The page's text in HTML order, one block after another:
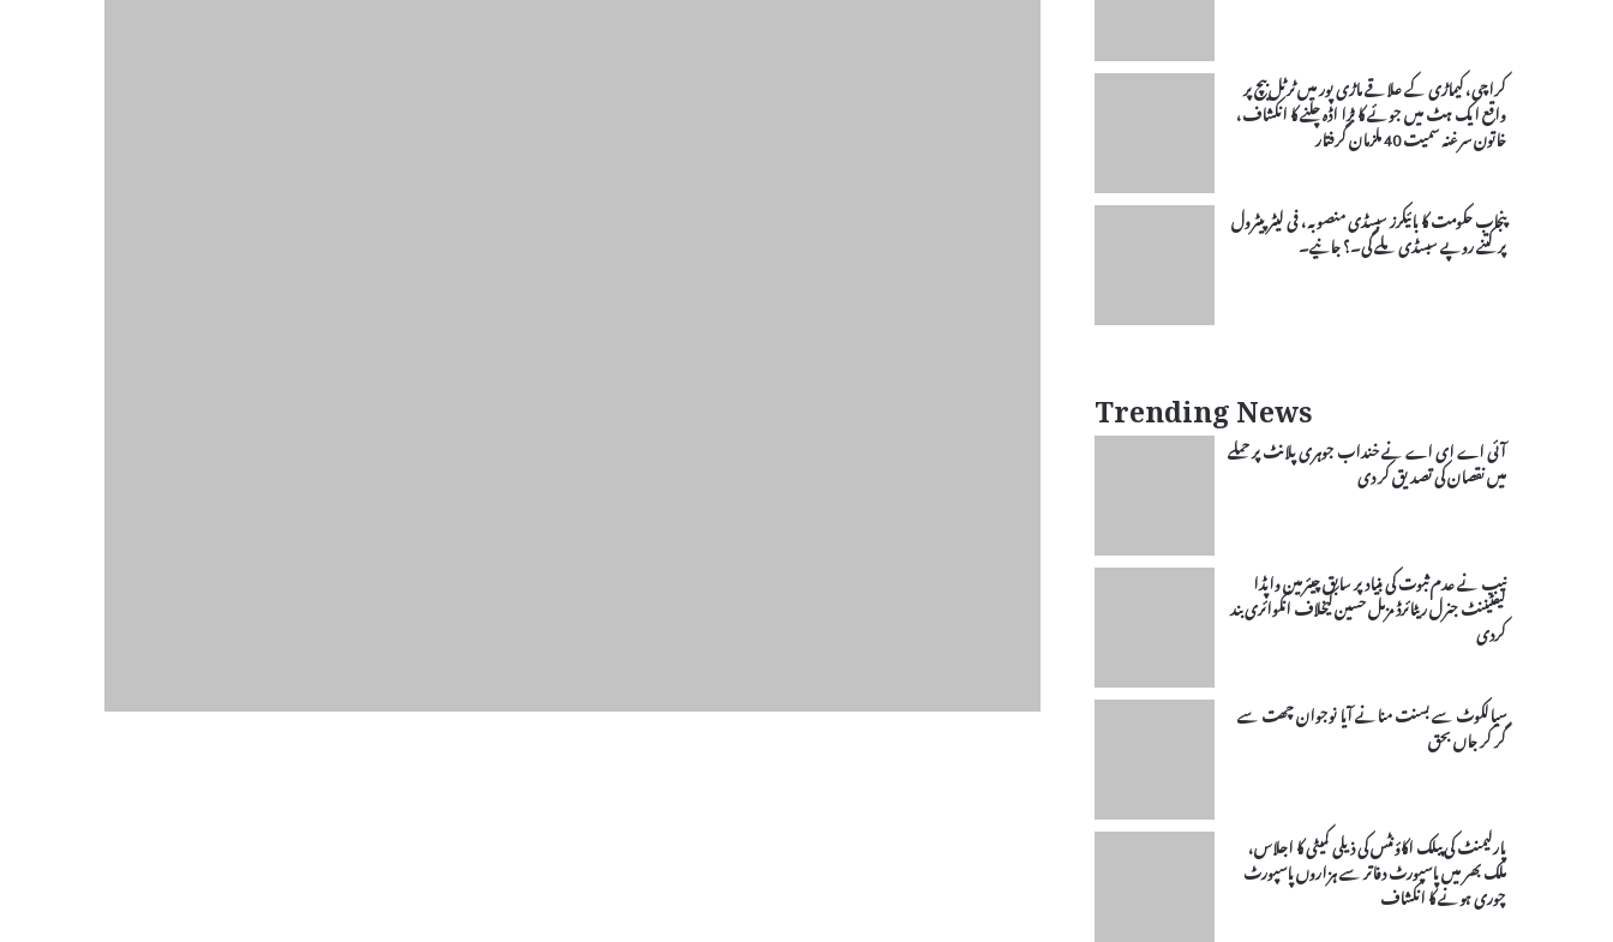
کراچی، کیماڑی کے علاقے ماڑی پور میں ٹرٹل بیچ پر
واقع ایک ہٹ میں جوئے کا بڑا اڈہ چلنے کا انکشاف،
خاتون سرغنہ سمیت 40 ملزمان گرفتار
پنجاب حکومت کا بائیکرز سبسڈی منصوبہ، فی لیٹر پیٹرول
پر کتنے روپے سبسڈی ملے گی۔؟ جانیے۔
Trending News
آئی اے ای اے نے خنداب جوہری پلانٹ پر حملے
میں نقصان کی تصدیق کر دی
نیب نے عدم ثبوت کی بنیاد پر سابق چیئرمین واپڈا
لیفٹیننٹ جنرل ریٹائرڈ مزمل حسین کیخلاف انکوائری بند
کردی
سیالکوٹ سے بسنت منانے آیا نوجوان چھت سے
گر کر جاں بحق
پارلیمنٹ کی پبلک اکاؤنٹس کی ذیلی کمیٹی کا اجلاس،
ملک بھر میں پاسپورٹ دفاتر سے ہزاروں پاسپورٹ
چوری ہونے کا انکشاف